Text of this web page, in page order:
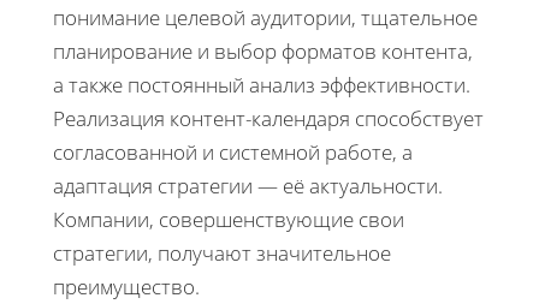
понимание целевой аудитории, тщательное
планирование и выбор форматов контента,
а также постоянный анализ эффективности.
Реализация контент-календаря способствует
согласованной и системной работе, а
адаптация стратегии — её актуальности.
Компании, совершенствующие свои
стратегии, получают значительное
преимущество.